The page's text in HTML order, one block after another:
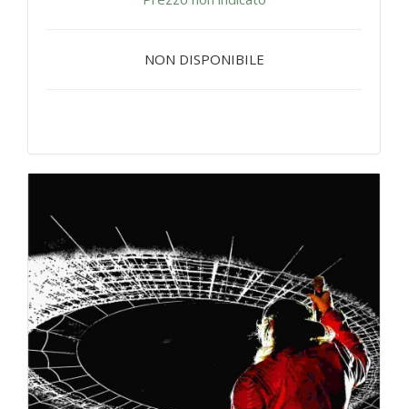
NON DISPONIBILE